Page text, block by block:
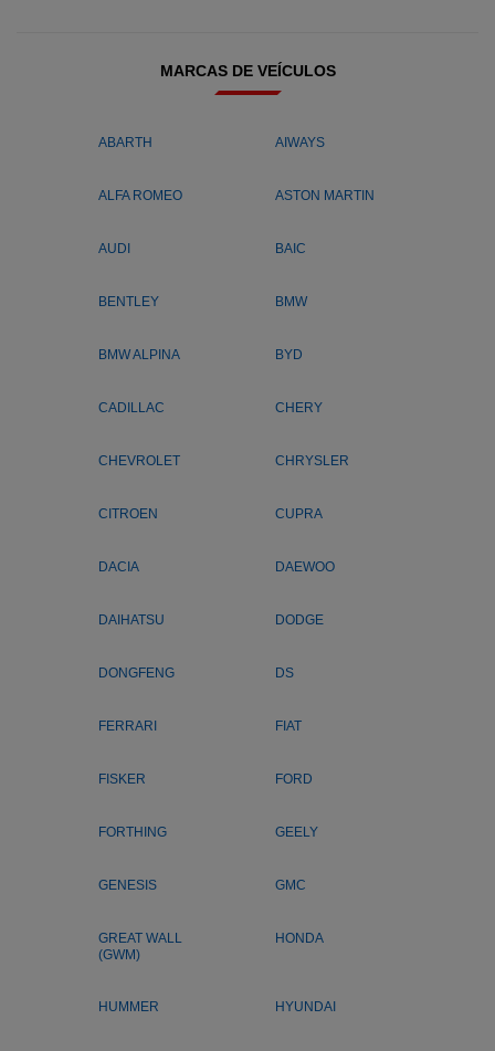
MARCAS DE VEÍCULOS
ABARTH AIWAYS
ALFA ROMEO ASTON MARTIN
AUDI BAIC
BENTLEY BMW
BMW ALPINA BYD
CADILLAC CHERY
CHEVROLET CHRYSLER
CITROEN CUPRA
DACIA DAEWOO
DAIHATSU DODGE
DONGFENG DS
FERRARI FIAT
FISKER FORD
FORTHING GEELY
GENESIS GMC
GREAT WALL
(GWM)
HONDA
HUMMER HYUNDAI